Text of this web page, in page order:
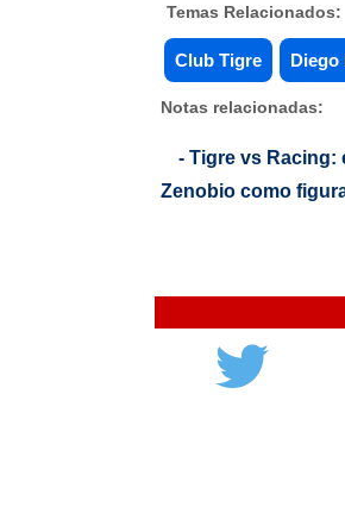
Temas Relacionados:
Club Tigre Diego
Notas relacionadas:
- Tigre vs Racing:
Zenobio como